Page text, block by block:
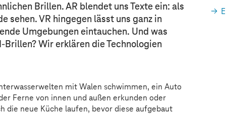
Brillen. AR blendet uns Texte ein: als
sehen. VR hingegen lässt uns ganz in
Umgebungen eintauchen. Und was
Wir erklären die Technologien
mit Walen schwimmen, ein Auto
Ferne von innen und außen erkunden oder
die neue Küche laufen, bevor diese aufgebaut